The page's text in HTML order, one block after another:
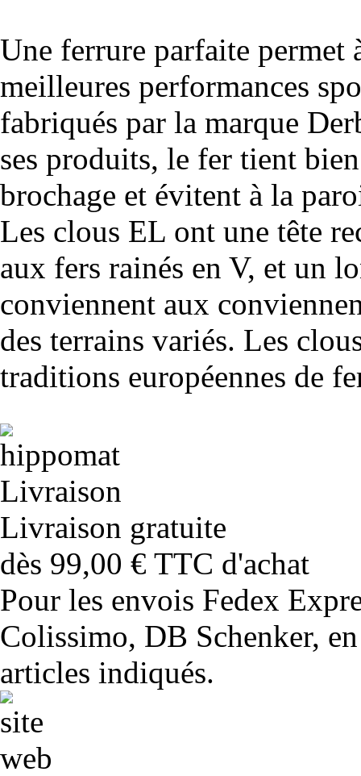
Une ferrure parfaite permet
meilleures performances
fabriqués par la marque
ses produits, le fer tient
brochage et évitent à la
Les clous EL ont une tête
aux fers rainés en V, et un
conviennent aux
des terrains variés. Les
traditions européennes de
Livraison gratuite
dès 99,00 € TTC d'achat
Pour les envois Fedex
Colissimo, DB Schenker,
articles indiqués.